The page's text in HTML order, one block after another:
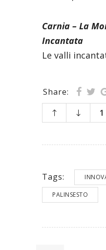
Carnia – La
Incantata
Le valli
Share:
1
Tags:
PALINSESTO